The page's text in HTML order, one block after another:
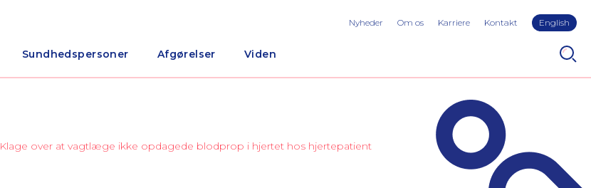
Sundhedspersoner Afgørelser Viden
Nyheder Om os Karriere Kontakt English
Klage over at vagtlæge ikke opdagede blodprop i hjertet hos hjertepatient